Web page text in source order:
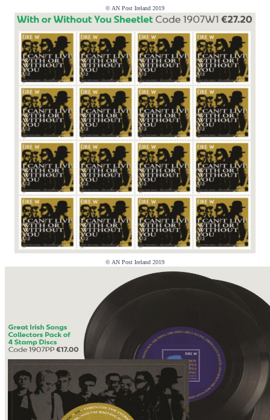
© AN Post Ireland 2019
© AN Post Ireland 2019